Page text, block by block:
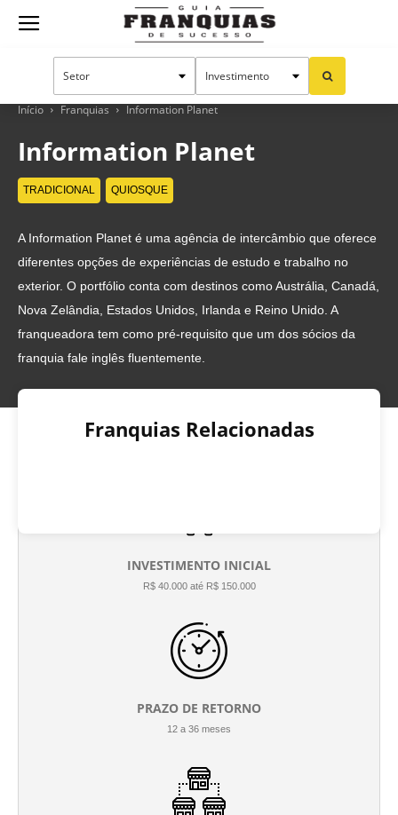
Guia
Franquias
Sucesso
Início Franquias Information Planet
Information Planet
TRADICIONAL QUIOSQUE
A Information Planet é uma agência de intercâmbio que oferece
diferentes opções de experiências de estudo e trabalho no
exterior. O portfólio conta com destinos como Austrália, Canadá,
Nova Zelândia, Estados Unidos, Irlanda e Reino Unido. A
franqueadora tem como pré-requisito que um dos sócios da
franquia fale inglês fluentemente.
Franquias Relacionadas
INVESTIMENTO INICIAL
R$ 40.000 até R$ 150.000
PRAZO DE RETORNO
12 a 36 meses